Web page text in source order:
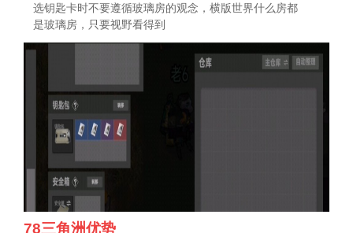
选钥匙卡时不要遵循玻璃房的观念，横版世界什么房都
是玻璃房，只要视野看得到
78三角洲优势